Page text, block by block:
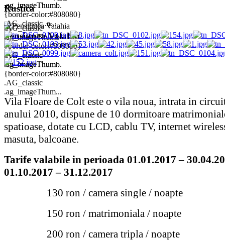
.ag_imageThum...
.ag_imageThumb
{border-color:#808080}
.AG_classic .a...
Rustica
.AG_classic
.ag_imageThumb
{border-color:#808080}
.AG_classic
.ag_imageThum...
Pensiunea Valahia
.AG_classic
.ag_imageThumb
{border-color:#808080}
.AG_classic
.ag_imageThum...
Vila Floare de Colt este o vila noua, intrata in
anului 2010, dispune de 10 dormitoare
spatioase, dotate cu LCD, cablu TV, internet
masuta, balcoane.
Tarife valabile in perioada 01.01.2017 –
01.10.2017 – 31.12.2017
130 ron / camera single / noapte
150 ron / matrimoniala / noapte
200 ron / camera tripla / noapte